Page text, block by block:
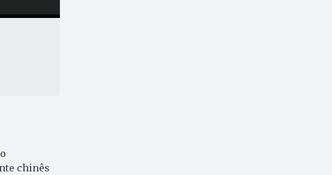
chinês